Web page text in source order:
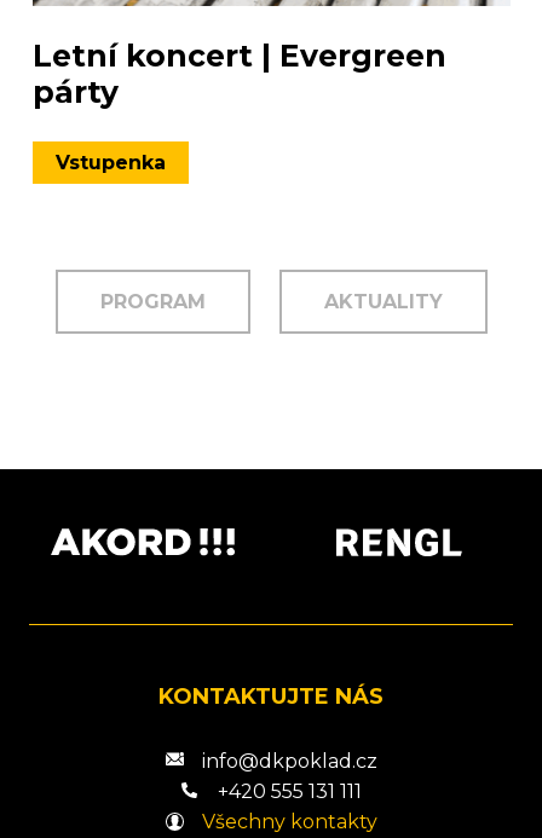
Letní koncert | Evergreen
párty
Vstupenka
PROGRAM AKTUALITY
KONTAKTUJTE NÁS
info@dkpoklad.cz
+420 555 131 111
Všechny kontakty